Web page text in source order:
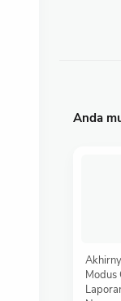
Anda
Modus